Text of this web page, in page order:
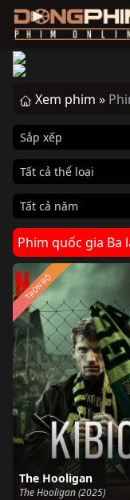
Xem phim »
Phim quốc gia Ba
The Hooligan
The Hooligan (2025)
TRỌN BỘ